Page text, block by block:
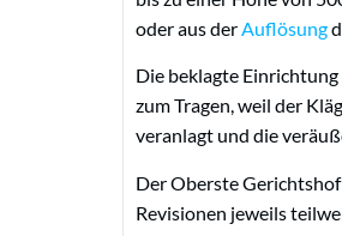
oder aus derAuflösung
Die beklagte
zum Tragen, weil der
veranlagt und die
Der Oberste
Revisionen jeweils